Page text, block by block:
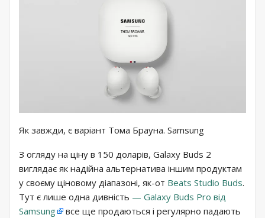
Як завжди, є варіант Тома Брауна. Samsung
З огляду на ціну в 150 доларів, Galaxy Buds 2
виглядає як надійна альтернатива іншим продуктам
у своєму ціновому діапазоні, як-от Beats Studio Buds.
Тут є лише одна дивність — Galaxy Buds Pro від
Samsung
все ще продаються і регулярно падають